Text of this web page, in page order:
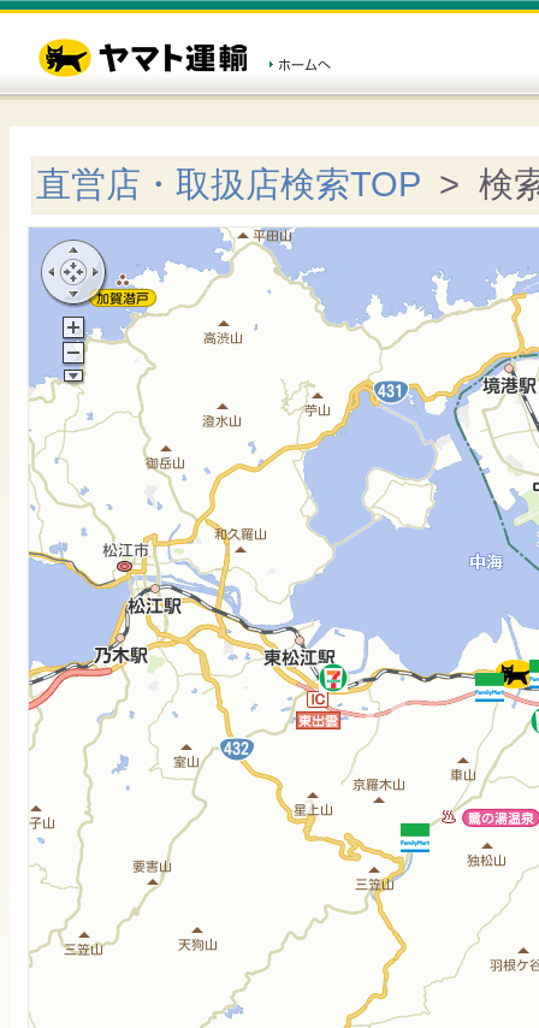
直営店・取扱店検索TOP > 検